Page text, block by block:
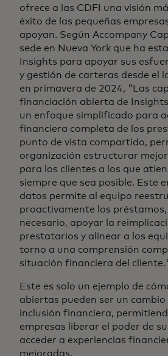
ofrece a las CDFI una visión
éxito de las pequeñas
apoyan. Según Accompany
sede en Nueva York que ha
Insights para apoyar sus
y gestión de carteras desde el
en primavera de 2024, "Las
financiación abierta de
un enfoque simplificado para
financiera completa de los
punto de vista compartido,
organización estructurar
para los clientes a los que
siempre que sea posible. Este
datos permite al equipo
proactivamente los préstamos,
necesario, apoyar la
prestatarios y alinear a los
torno a una comprensión
situación financiera del
Este es solo un ejemplo de
abiertas pueden ser un
inclusión financiera,
empresas liberar el poder de
acceder a experiencias
mejoradas.